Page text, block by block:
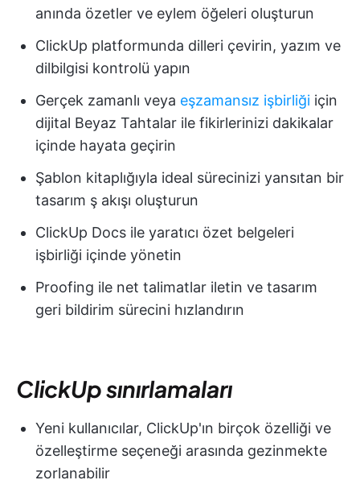
anında özetler ve eylem öğeleri oluşturun
ClickUp platformunda dilleri çevirin, yazım ve
dilbilgisi kontrolü yapın
Gerçek zamanlı veya eşzamansız işbirliği için
dijital Beyaz Tahtalar ile fikirlerinizi dakikalar
içinde hayata geçirin
Şablon kitaplığıyla ideal sürecinizi yansıtan bir
tasarım ş akışı oluşturun
ClickUp Docs ile yaratıcı özet belgeleri
işbirliği içinde yönetin
Proofing ile net talimatlar iletin ve tasarım
geri bildirim sürecini hızlandırın
ClickUp sınırlamaları
Yeni kullanıcılar, ClickUp'ın birçok özelliği ve
özelleştirme seçeneği arasında gezinmekte
zorlanabilir